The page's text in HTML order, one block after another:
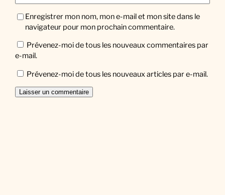
Enregistrer mon nom, mon e-mail et mon site dans le
navigateur pour mon prochain commentaire.
Prévenez-moi de tous les nouveaux commentaires par
e-mail.
Prévenez-moi de tous les nouveaux articles par e-mail.